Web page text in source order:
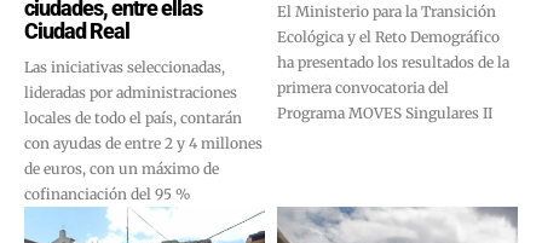
ciudades, entre ellas
Ciudad Real
Las iniciativas seleccionadas,
lideradas por administraciones
locales de todo el país, contarán
con ayudas de entre 2 y 4 millones
de euros, con un máximo de
cofinanciación del 95 %
El Ministerio para la Transición
Ecológica y el Reto Demográfico
ha presentado los resultados de la
primera convocatoria del
Programa MOVES Singulares II